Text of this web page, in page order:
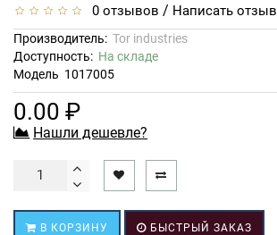
0 отзывов / Написать отзыв
Производитель: Tor industries
Доступность: На складе
Модель 1017005
0.00 ₽
Нашли дешевле?
В КОРЗИНУ БЫСТРЫЙ ЗАКАЗ